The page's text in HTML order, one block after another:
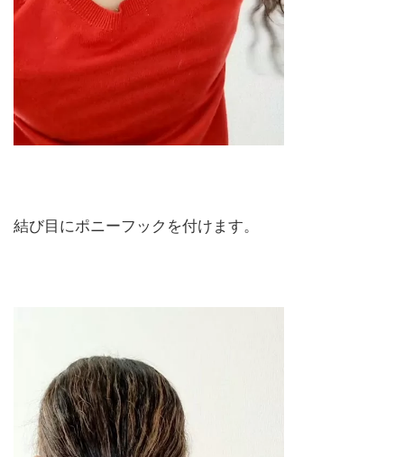
結び目にポニーフックを付けます。